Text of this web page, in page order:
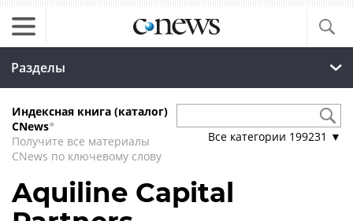
Разделы
Индексная книга (каталог)
CNews*
Получите все материалы
CNews по ключевому слову
Все категории 199231 ▼
Aquiline Capital